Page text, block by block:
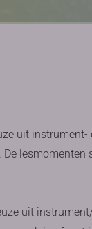
uit instrument-
lesmomenten
uit